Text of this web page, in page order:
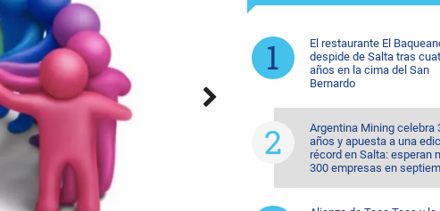
El restaurante El
despide de Salta tras
años en la cima del San
Bernardo
Argentina Mining celebra
años y apuesta a una
récord en Salta: esperan
300 empresas en